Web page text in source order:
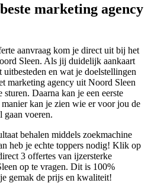
marketing agency
aanvraag kom je direct uit bij het
Sleen. Als jij duidelijk aankaart
en wat je doelstellingen
marketing agency uit Noord Sleen
Daarna kan je een eerste
kan je zien wie er voor jou de
gaan voeren.
behalen middels zoekmachine
heb je echte toppers nodig! Klik op
3 offertes van ijzersterke
op te vragen. Dit is 100%
gemak de prijs en kwaliteit!